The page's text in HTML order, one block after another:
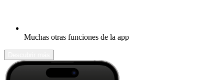
Muchas otras funciones de la app